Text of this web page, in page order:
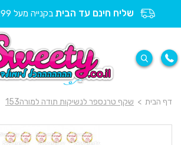
שליח חינם עד הבית בקנייה מעל 299 ₪
דף הבית > שקף טרנספר לנשיקות תודה למורה153